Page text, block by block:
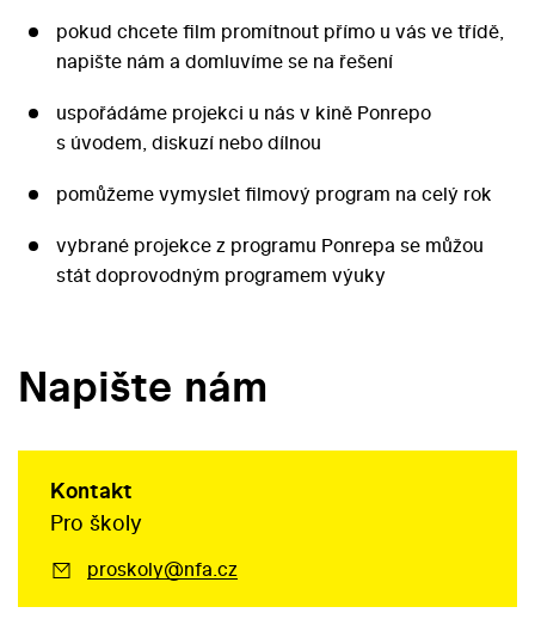
pokud chcete film promítnout přímo u vás ve třídě,
napište nám a domluvíme se na řešení
uspořádáme projekci u nás v kině Ponrepo
s úvodem, diskuzí nebo dílnou
pomůžeme vymyslet filmový program na celý rok
vybrané projekce z programu Ponrepa se můžou
stát doprovodným programem výuky
Napište nám
Kontakt
Pro školy
proskoly@nfa.cz